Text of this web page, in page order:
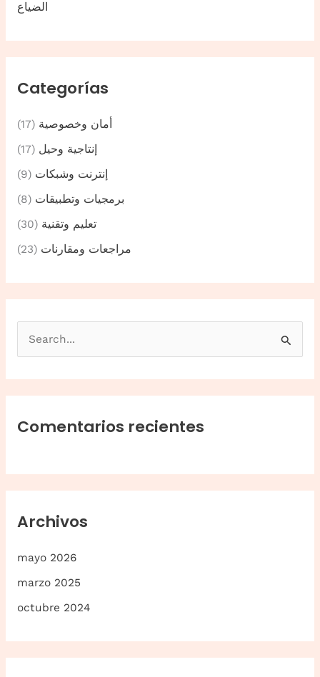
الضياع
Categorías
أمان وخصوصية (17)
إنتاجية وحيل (17)
إنترنت وشبكات (9)
برمجيات وتطبيقات (8)
تعليم وتقنية (30)
مراجعات ومقارنات (23)
u
c
a
:
Comentarios recientes
Archivos
mayo 2026
marzo 2025
octubre 2024